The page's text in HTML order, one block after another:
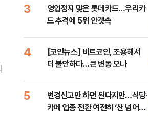
3
영업정지 맞은 롯데카드…우리카
드 추격에 5위 안갯속
4
[코인뉴스] 비트코인, 조용해서
더 불안하다…큰 변동 오나
5
변경신고만 하면 된다지만…식당·
카페 업종 전환 여전히 ‘산 넘어